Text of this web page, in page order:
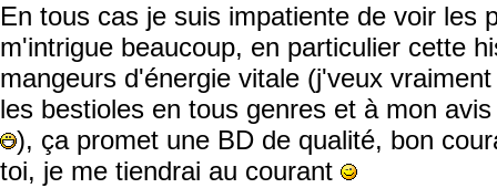
En tous cas je suis impatiente de voir les
m'intrigue beaucoup, en particulier cette
mangeurs d'énergie vitale (j'veux
les bestioles en tous genres et à mon
), ça promet une BD de qualité, bon
toi, je me tiendrai au courant